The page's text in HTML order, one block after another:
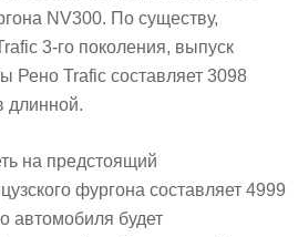
NV300. По существу,
3-го поколения, выпуск
Рено Trafic составляет 3098
длинной.
на предстоящий
фургона составляет 4999
автомобиля будет